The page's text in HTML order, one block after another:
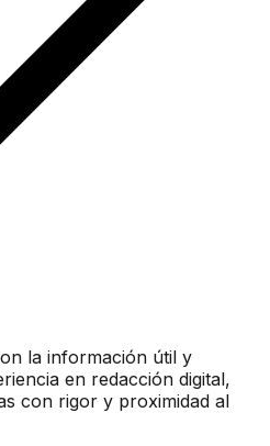
la información útil y
en redacción digital,
con rigor y proximidad al